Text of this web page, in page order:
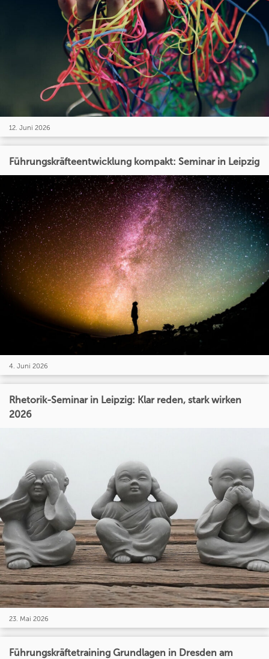
12. Juni 2026
Führungskräfteentwicklung kompakt: Seminar in Leipzig
4. Juni 2026
Rhetorik-Seminar in Leipzig: Klar reden, stark wirken
2026
23. Mai 2026
Führungskräftetraining Grundlagen in Dresden am